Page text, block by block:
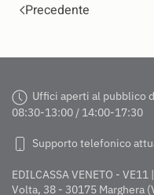
Precedente
Uffici aperti al pubblico
08:30-13:00 / 14:00-17:30
Supporto telefonico
EDILCASSA VENETO -
Volta, 38 - 30175 Marghera